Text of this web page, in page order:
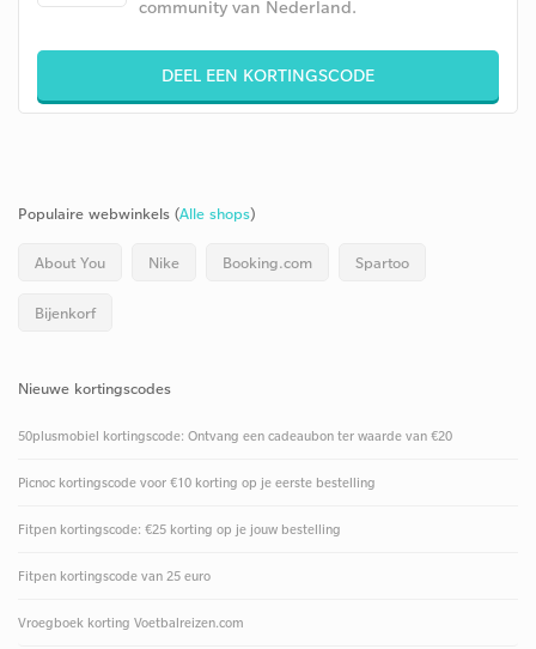
community van Nederland.
DEEL EEN KORTINGSCODE
Populaire webwinkels (Alle shops)
About You Nike Booking.com Spartoo
Bijenkorf
Nieuwe kortingscodes
50plusmobiel kortingscode: Ontvang een cadeaubon ter waarde van €20
Picnoc kortingscode voor €10 korting op je eerste bestelling
Fitpen kortingscode: €25 korting op je jouw bestelling
Fitpen kortingscode van 25 euro
Vroegboek korting Voetbalreizen.com